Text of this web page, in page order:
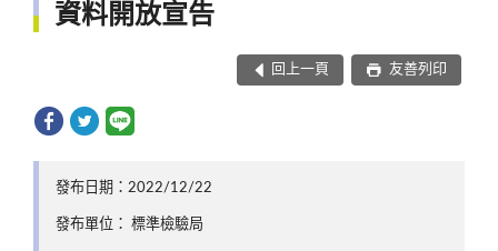
資料開放宣告
回上一頁 友善列印
發布日期：2022/12/22
發布單位： 標準檢驗局